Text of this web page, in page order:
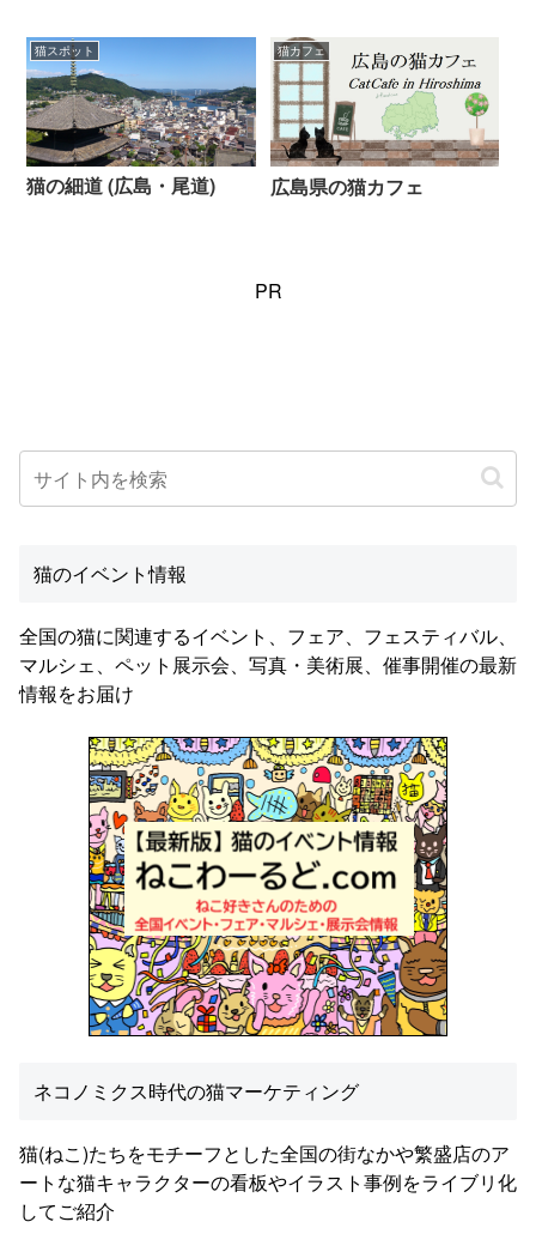
猫スポット
猫の細道 (広島・尾道)
猫カフェ
広島県の猫カフェ
PR
猫のイベント情報
全国の猫に関連するイベント、フェア、フェスティバル、
マルシェ、ペット展示会、写真・美術展、催事開催の最新
情報をお届け
ネコノミクス時代の猫マーケティング
猫(ねこ)たちをモチーフとした全国の街なかや繁盛店のア
ートな猫キャラクターの看板やイラスト事例をライブリ化
してご紹介